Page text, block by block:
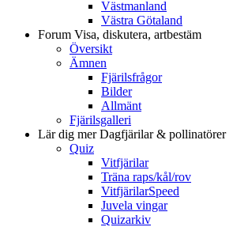
Västmanland
Västra Götaland
Forum Visa, diskutera, artbestäm
Översikt
Ämnen
Fjärilsfrågor
Bilder
Allmänt
Fjärilsgalleri
Lär dig merDagfjärilar & pollinatörer
Quiz
Vitfjärilar
Träna raps/kål/rov
VitfjärilarSpeed
Juvela vingar
Quizarkiv